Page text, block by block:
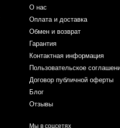
О нас
Оплата и доставка
Обмен и возврат
Гарантия
Контактная информация
Пользовательское
Договор публичной оферты
Блог
Отзывы
Мы в соцсетях